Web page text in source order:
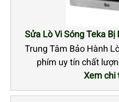
Sửa Lò Vi Sóng Teka
Trung Tâm Bảo Hành
phím uy tín chất
Xem chi